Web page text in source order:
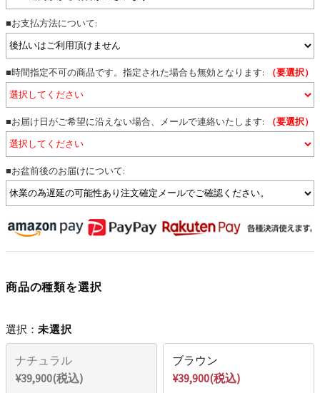
■お支払方法について:
■時間指定不可の商品です。指定された場合も無効となります: （要選択）
■お届け日がご希望に沿えない場合、メールで連絡いたします: （要選択）
■お盆前後のお届けについて:
商品の種類を選択
選択： 未選択
ナチュラル
¥39,900(税込)
ブラウン
¥39,900(税込)